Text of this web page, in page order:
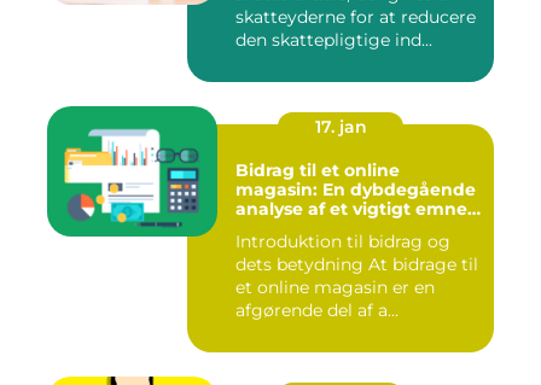
skatteyderne for at reducere
den skattepligtige ind...
17. jan
Bidrag til et online
magasin: En dybdegående
analyse af et vigtigt emne
Introduktion til bidrag og
dets betydning At bidrage til
et online magasin er en
afgørende del af a...